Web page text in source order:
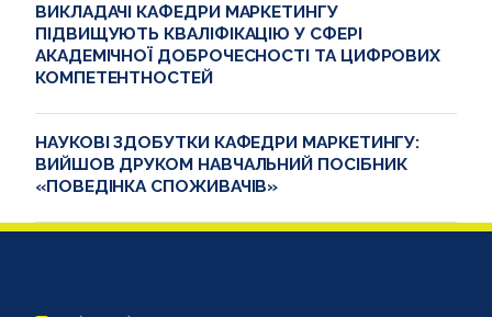
ВИКЛАДАЧІ КАФЕДРИ МАРКЕТИНГУ
ПІДВИЩУЮТЬ КВАЛІФІКАЦІЮ У СФЕРІ
АКАДЕМІЧНОЇ ДОБРОЧЕСНОСТІ ТА ЦИФРОВИХ
КОМПЕТЕНТНОСТЕЙ
НАУКОВІ ЗДОБУТКИ КАФЕДРИ МАРКЕТИНГУ:
ВИЙШОВ ДРУКОМ НАВЧАЛЬНИЙ ПОСІБНИК
«ПОВЕДІНКА СПОЖИВАЧІВ»